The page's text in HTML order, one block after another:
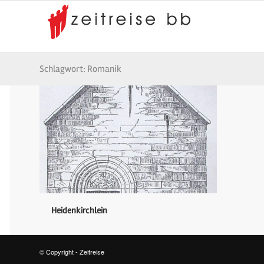
Schlagwort: Romanik
Heidenkirchlein
© Copyright - Zeitreise